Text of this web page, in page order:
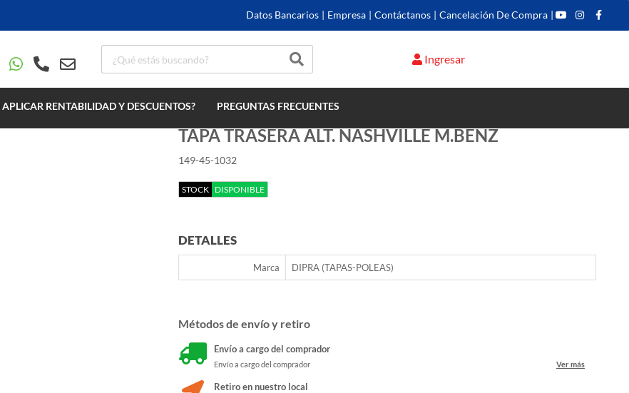
Datos Bancarios | Empresa | Contáctanos | Cancelación De Compra |
Ingresar
RENTABILIDAD Y DESCUENTOS? PREGUNTAS FRECUENTES
TAPA TRASERA ALT. NASHVILLE M.BENZ
149-45-1032
STOCK DISPONIBLE
DETALLES
Marca DIPRA (TAPAS-POLEAS)
Métodos de envío y retiro
Envío a cargo del comprador
Envío a cargo del comprador Ver más
Retiro en nuestro local